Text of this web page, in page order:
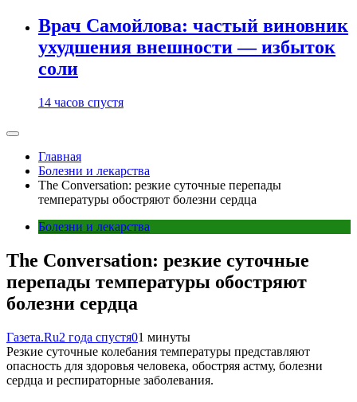
Врач Самойлова: частый виновник
ухудшения внешности — избыток
соли
14 часов спустя
Главная
Болезни и лекарства
The Conversation: резкие суточные перепады
температуры обостряют болезни сердца
Болезни и лекарства
The Conversation: резкие суточные
перепады температуры обостряют
болезни сердца
Газета.Ru2 года спустя01 минуты
Резкие суточные колебания температуры представляют
опасность для здоровья человека, обостряя астму, болезни
сердца и респираторные заболевания.